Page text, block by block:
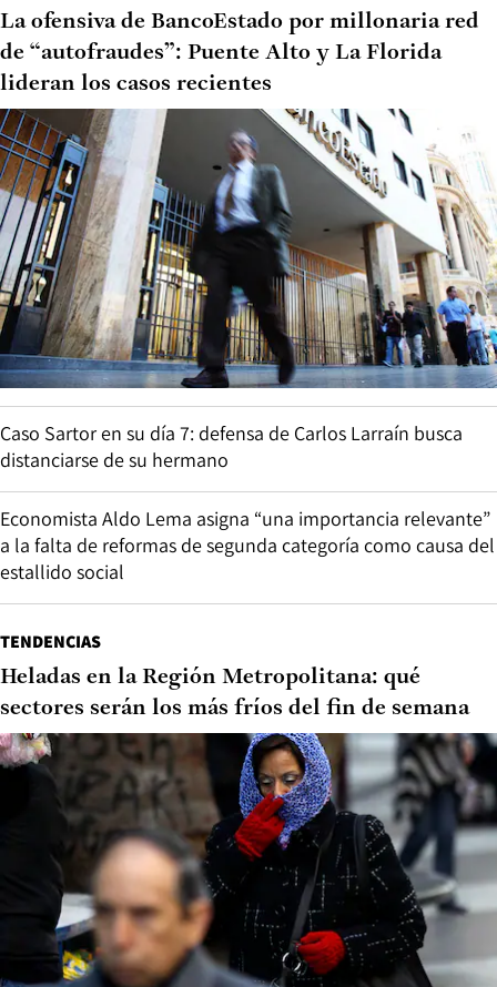
La ofensiva de BancoEstado por millonaria red
de “autofraudes”: Puente Alto y La Florida
lideran los casos recientes
Caso Sartor en su día 7: defensa de Carlos Larraín busca
distanciarse de su hermano
Economista Aldo Lema asigna “una importancia relevante”
a la falta de reformas de segunda categoría como causa del
estallido social
TENDENCIAS
Heladas en la Región Metropolitana: qué
sectores serán los más fríos del fin de semana